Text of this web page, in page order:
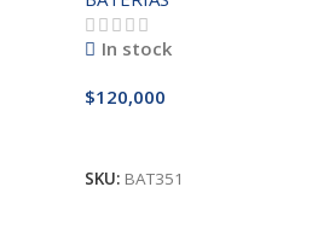
In stock
$120,000
SKU: BAT351